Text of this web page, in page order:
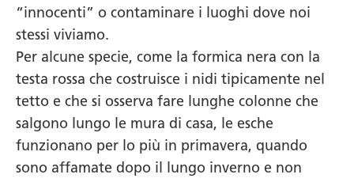
“innocenti” o contaminare i luoghi dove noi
stessi viviamo.
Per alcune specie, come la formica nera con la
testa rossa che costruisce i nidi tipicamente nel
tetto e che si osserva fare lunghe colonne che
salgono lungo le mura di casa, le esche
funzionano per lo più in primavera, quando
sono affamate dopo il lungo inverno e non